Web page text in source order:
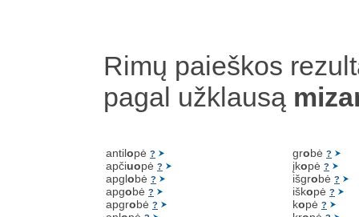
Rimų paieškos
pagal užklausą
antilopė ?
apčiuopė ?
apglobė ?
apgobė ?
apgrobė ?
grobė ?
įkopė ?
išgrobė ?
iškopė ?
kopė ?